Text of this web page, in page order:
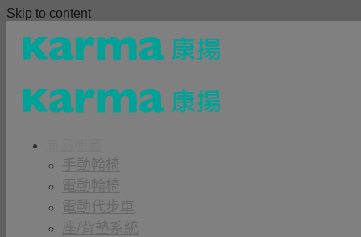
Skip to content
手動輪椅
電動輪椅
電動代步車
座/背墊系統